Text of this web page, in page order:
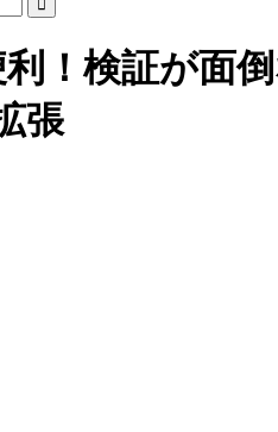
！検証が面
張